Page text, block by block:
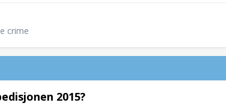
crime
2015?